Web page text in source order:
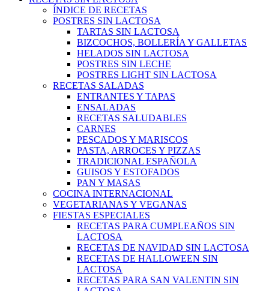
ÍNDICE DE RECETAS
POSTRES SIN LACTOSA
TARTAS SIN LACTOSA
BIZCOCHOS, BOLLERÍA Y GALLETAS
HELADOS SIN LACTOSA
POSTRES SIN LECHE
POSTRES LIGHT SIN LACTOSA
RECETAS SALADAS
ENTRANTES Y TAPAS
ENSALADAS
RECETAS SALUDABLES
CARNES
PESCADOS Y MARISCOS
PASTA, ARROCES Y PIZZAS
TRADICIONAL ESPAÑOLA
GUISOS Y ESTOFADOS
PAN Y MASAS
COCINA INTERNACIONAL
VEGETARIANAS Y VEGANAS
FIESTAS ESPECIALES
RECETAS PARA CUMPLEAÑOS SIN
LACTOSA
RECETAS DE NAVIDAD SIN LACTOSA
RECETAS DE HALLOWEEN SIN
LACTOSA
RECETAS PARA SAN VALENTIN SIN